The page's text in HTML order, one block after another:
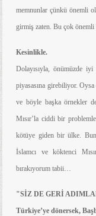
memnunlar çünkü önemli
girmiş zaten. Bu çok
Kesinlikle.
Dolayısıyla, önümüzde
piyasasına girebiliyor.
ve böyle başka örnekler
Mısır’la ciddi bir
kötüye giden bir ülke.
İslamcı ve köktenci
bırakıyorum tabii…
"SİZ DE GERİ
Türkiye’ye dönersek,